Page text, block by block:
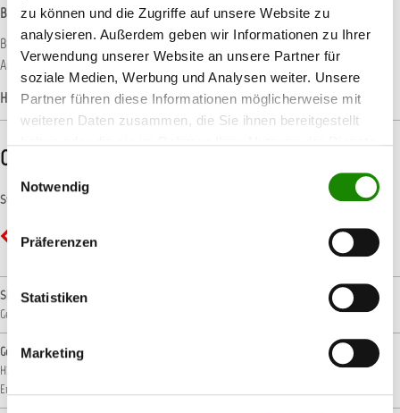
zu können und die Zugriffe auf unsere Website zu
analysieren. Außerdem geben wir Informationen zu Ihrer
Verwendung unserer Website an unsere Partner für
soziale Medien, Werbung und Analysen weiter. Unsere
Partner führen diese Informationen möglicherweise mit
weiteren Daten zusammen, die Sie ihnen bereitgestellt
Einwilligungsauswahl
Notwendig
Präferenzen
Statistiken
Marketing
Beschreibung
Beschreibung: Verhindert Korrosion wenn Innenbord- oder
Außenbordmotoren für längere Zeit eingelagert werden. Die spezielle…
Hersteller-Informationen
CLP-/REACH-Hinweise
Symbole
Signalwort
Gefahr!
Gefahrenhinweise
H222: Extrem entzündbares Aerosol.
H229: Behälter steht unter Druck: Kann bei
Erwärmung bersten.